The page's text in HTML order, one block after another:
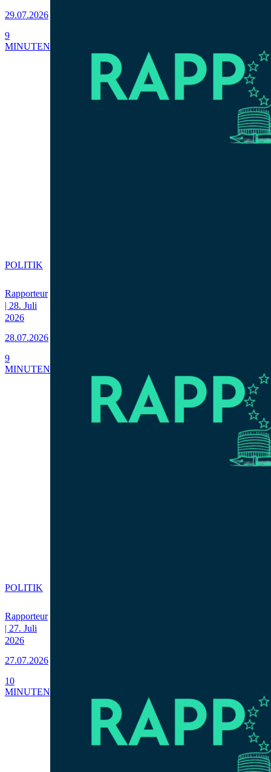
29.07.2026
9
MINUTEN
Rapporteur
| 28. Juli
2026
28.07.2026
POLITIK
9
MINUTEN
Rapporteur
| 27. Juli
2026
27.07.2026
POLITIK
10
MINUTEN